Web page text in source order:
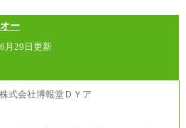
ー
月29日更新